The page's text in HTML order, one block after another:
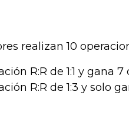
realizan 10
R:R de 1:1 y gana 7
R:R de 1:3 y solo